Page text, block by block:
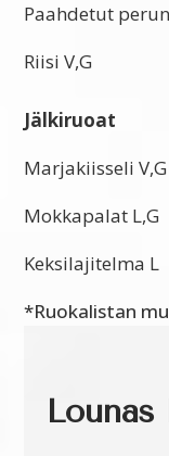
Paahdetut
Riisi V,G
Jälkiruoat
Marjakiisseli
Mokkapalat L,G
Keksilajitelma L
*Ruokalistan
Lounas